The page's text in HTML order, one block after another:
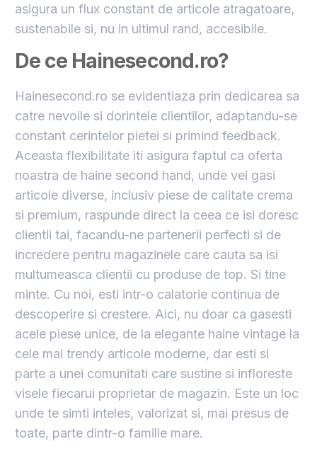
asigura un flux constant de articole atragatoare,
sustenabile si, nu in ultimul rand, accesibile.
De ce Hainesecond.ro?
Hainesecond.ro se evidentiaza prin dedicarea sa
catre nevoile si dorintele clientilor, adaptandu-se
constant cerintelor pietei si primind feedback.
Aceasta flexibilitate iti asigura faptul ca oferta
noastra de haine second hand, unde vei gasi
articole diverse, inclusiv piese de calitate crema
si premium, raspunde direct la ceea ce isi doresc
clientii tai, facandu-ne partenerii perfecti si de
incredere pentru magazinele care cauta sa isi
multumeasca clientii cu produse de top. Si tine
minte. Cu noi, esti intr-o calatorie continua de
descoperire si crestere. Aici, nu doar ca gasesti
acele piese unice, de la elegante haine vintage la
cele mai trendy articole moderne, dar esti si
parte a unei comunitati care sustine si infloreste
visele fiecarui proprietar de magazin. Este un loc
unde te simti inteles, valorizat si, mai presus de
toate, parte dintr-o familie mare.